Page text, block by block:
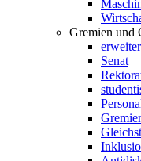
Gremien und
Senat